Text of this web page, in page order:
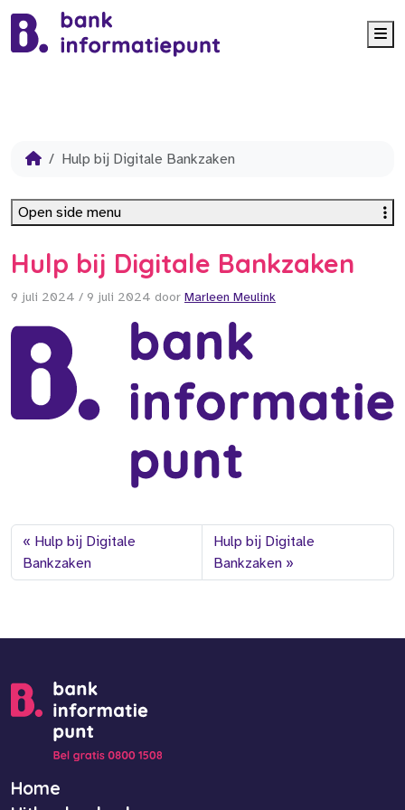
Hulp bij Digitale Bankzaken
Hulp bij Digitale Bankzaken
9 juli 2024 / 9 juli 2024 door Marleen Meulink
Hulp bij Digitale
Bankzaken
Hulp bij Digitale
Bankzaken
Open side menu
Home